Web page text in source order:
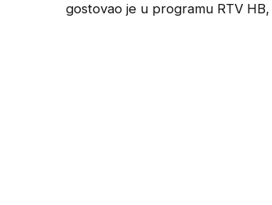
gostovao je u programu RTV